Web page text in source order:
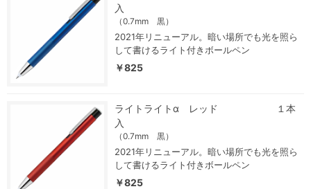
入
（0.7mm 黒）
2021年リニューアル。暗い場所でも光を照ら
して書けるライト付きボールペン
￥825
ライトライトα レッド １本
入
（0.7mm 黒）
2021年リニューアル。暗い場所でも光を照ら
して書けるライト付きボールペン
￥825